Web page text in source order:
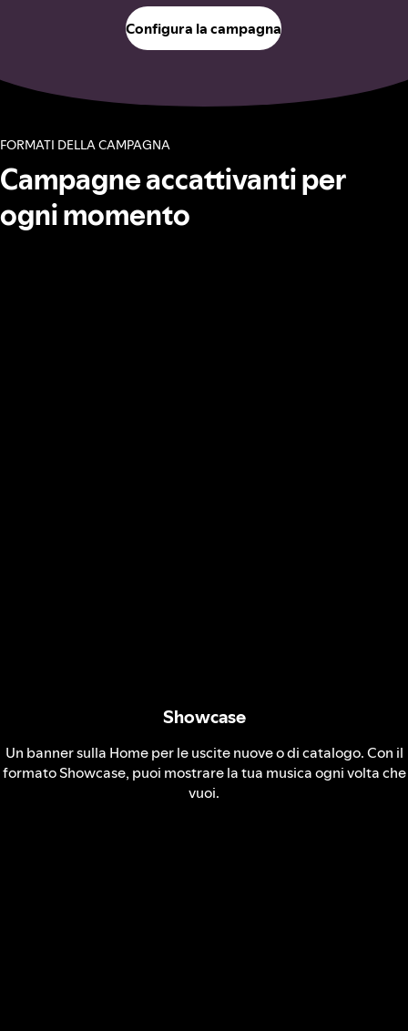
Configura la campagna
FORMATI DELLA CAMPAGNA
Campagne accattivanti per
ogni momento
Showcase
Un banner sulla Home per le uscite nuove o di catalogo. Con il
formato Showcase, puoi mostrare la tua musica ogni volta che
vuoi.